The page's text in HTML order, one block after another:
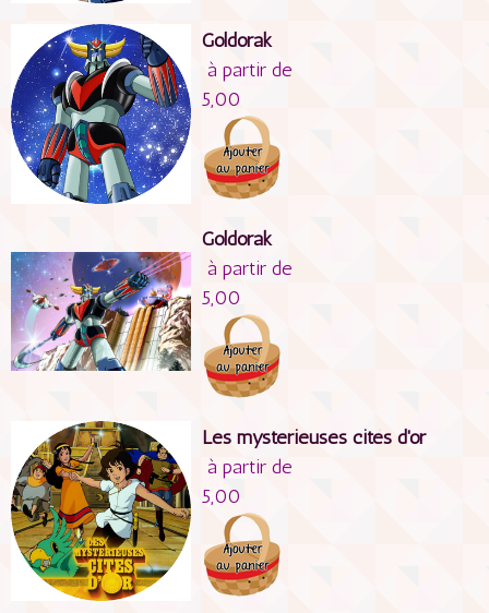
Goldorak
à partir de
5,00
Goldorak
à partir de
5,00
Les mysterieuses cités d'or
à partir de
5,00